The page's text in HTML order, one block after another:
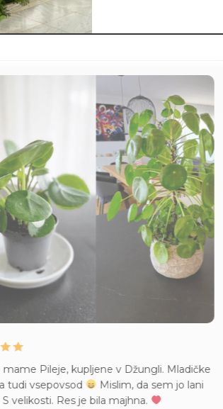
mame Pileje, kupljene v Džungli. Mladičke
tudi vsepovsod
Mislim, da sem jo lani
S velikosti. Res je bila majhna.